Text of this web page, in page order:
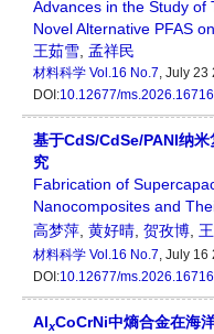
Advances in the Study of
Novel Alternative PFAS
王茹雪 孟祥民
材料科学 Vol.16 No.7, July 23
DOI:10.12677/
基于CdS/CdSe/PANI纳
究
Fabrication of
Nanocomposites and
高梦萍 黄好晴 贺孜博
材料科学 Vol.16 No.7, July 16
DOI:10.12677/
AlxCoCrNi中熵合金在海